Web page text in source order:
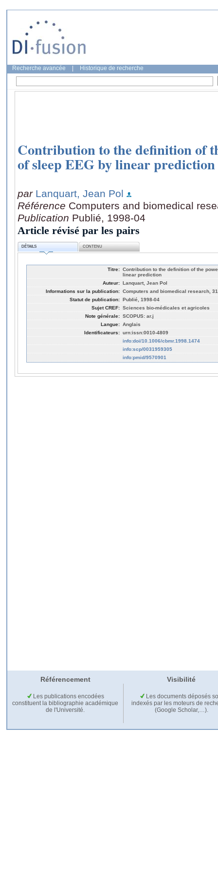
Recherche avancée Historique de recherche
Contribution to the definition of
of sleep EEG by linear prediction
par Lanquart, Jean Pol
Référence Computers and biomedical
Publication Publié, 1998-04
Article révisé par les pairs
DÉTAILS CONTENU
Titre: Contribution to the definition of the
linear prediction
Auteur: Lanquart, Jean Pol
Informations sur la publication: Computers and biomedical research,
Statut de publication: Publié, 1998-04
Sujet CREF: Sciences bio-médicales et agricoles
Note générale: SCOPUS: ar.j
Langue: Anglais
Identificateurs: urn:issn:0010-4809
info:doi/10.1006/cbmr.1998.1474
info:scp/0031959305
info:pmid/9570901
Référencement Visibilité
Les publications encodées
constituent la bibliographie académique
de l'Université.
Les documents déposés
indexés par les moteurs de
(Google Scholar,…).